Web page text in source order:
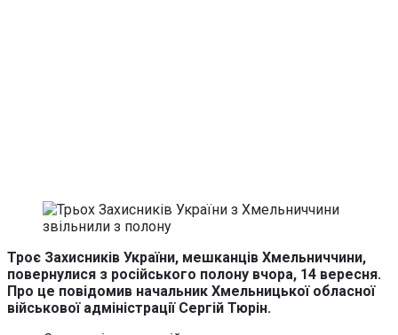
Троє Захисників України, мешканців Хмельниччини,
повернулися з російського полону вчора, 14 вересня.
Про це повідомив начальник Хмельницької обласної
військової адміністрації Сергій Тюрін.